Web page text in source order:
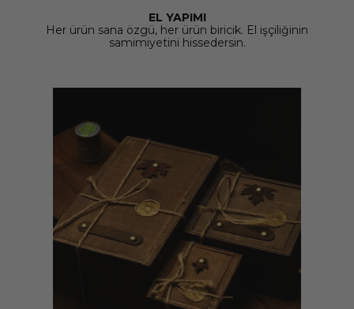
EL YAPIMI
Her ürün sana özgü, her ürün biricik. El işçiliğinin
samimiyetini hissedersin.